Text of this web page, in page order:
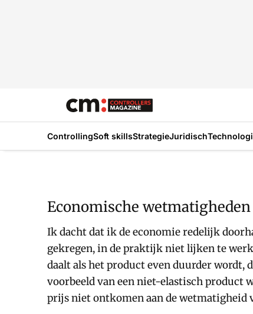
ControllingSoft skillsStrategieJuridisch
Economische
Ik dacht dat ik de economie redelijk
gekregen, in de praktijk niet lijken te
daalt als het product even duurder wordt,
voorbeeld van een niet-elastisch product
prijs niet ontkomen aan de wetmatigheid